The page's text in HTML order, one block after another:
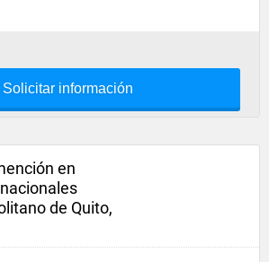
Solicitar información
en
de Quito,